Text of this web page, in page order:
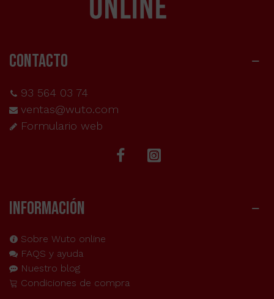
CONTACTO
93 564 03 74
ventas@wuto.com
Formulario web
INFORMACIÓN
Sobre Wuto online
FAQS y ayuda
Nuestro blog
Condiciones de compra